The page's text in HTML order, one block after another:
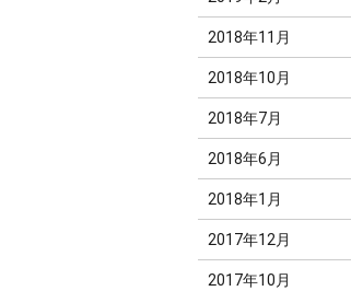
2018年11月
2018年10月
2018年7月
2018年6月
2018年1月
2017年12月
2017年10月